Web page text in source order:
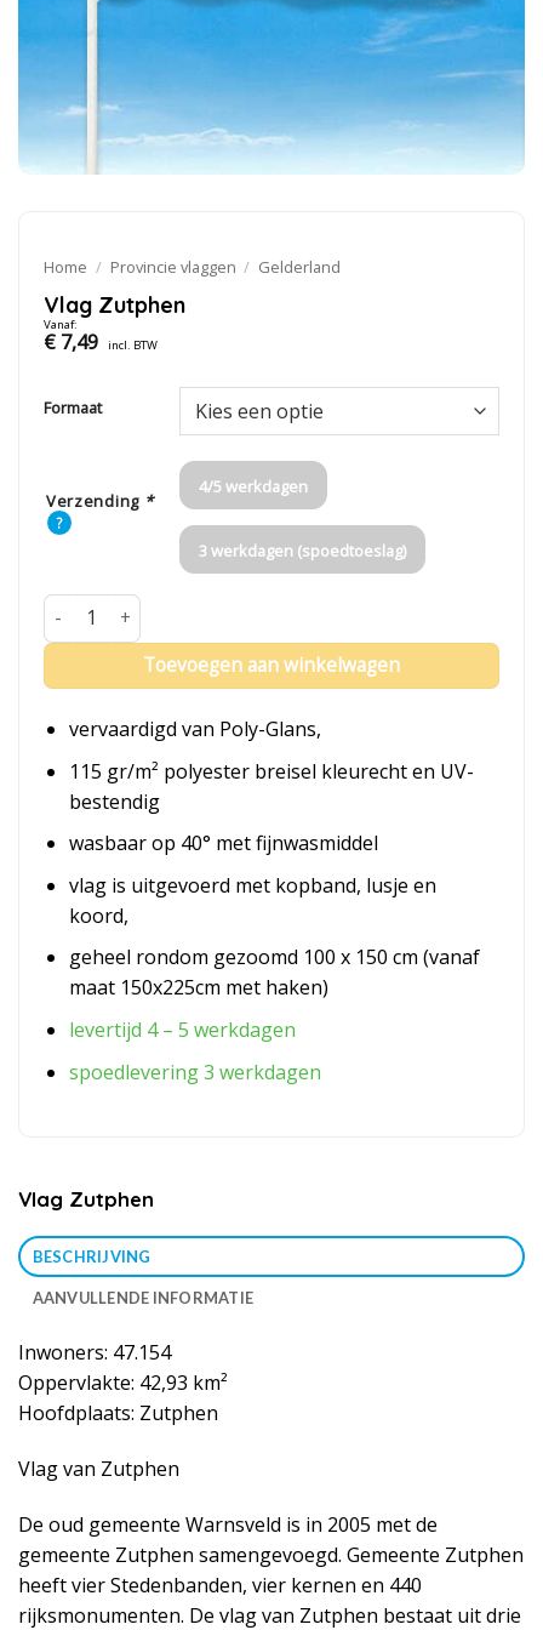
Home / Provincie vlaggen / Gelderland
Vlag Zutphen
Vanaf:
€7,49 incl. BTW
Formaat
Verzending *
?
4/5 werkdagen
3 werkdagen (spoedtoeslag)
Vlag Zutphen aantal
Toevoegen aan winkelwagen
vervaardigd van Poly-Glans,
115 gr/m² polyester breisel kleurecht en UV-
bestendig
wasbaar op 40° met fijnwasmiddel
vlag is uitgevoerd met kopband, lusje en
koord,
geheel rondom gezoomd 100 x 150 cm (vanaf
maat 150x225cm met haken)
levertijd 4 – 5 werkdagen
spoedlevering 3 werkdagen
Vlag Zutphen
BESCHRIJVING
AANVULLENDE INFORMATIE
Inwoners: 47.154
Oppervlakte: 42,93 km²
Hoofdplaats: Zutphen
Vlag van Zutphen
De oud gemeente Warnsveld is in 2005 met de
gemeente Zutphen samengevoegd. Gemeente Zutphen
heeft vier Stedenbanden, vier kernen en 440
rijksmonumenten. De vlag van Zutphen bestaat uit drie